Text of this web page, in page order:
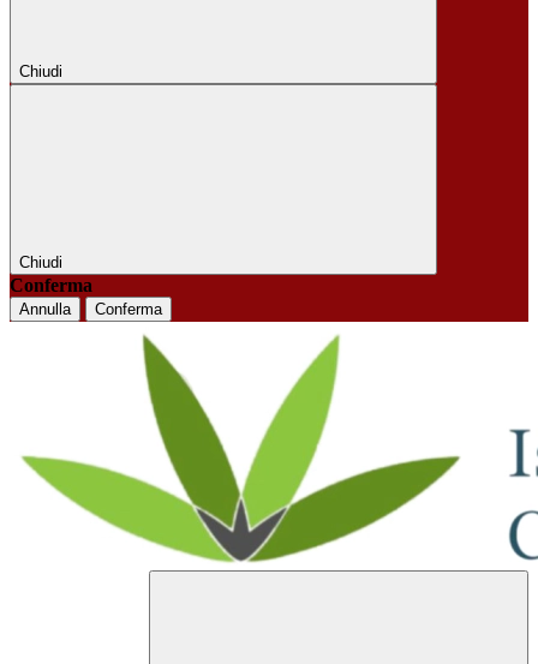
Chiudi
Chiudi
Conferma
Annulla Conferma